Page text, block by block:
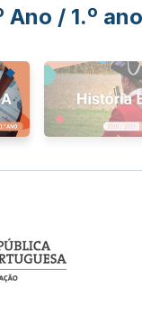
Ano / 1.º ano